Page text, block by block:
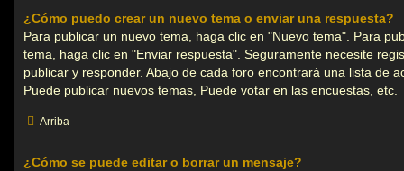
¿Cómo puedo crear un nuevo tema o enviar una respuesta?
Para publicar un nuevo tema, haga clic en "Nuevo tema". Para
tema, haga clic en "Enviar respuesta". Seguramente necesite
publicar y responder. Abajo de cada foro encontrará una lista de
Puede publicar nuevos temas, Puede votar en las encuestas, etc.
Arriba
¿Cómo se puede editar o borrar un mensaje?